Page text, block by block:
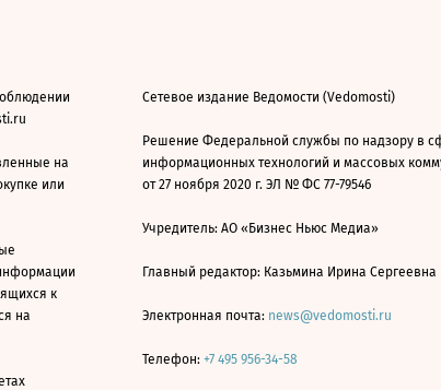
на
или
к
на
Сетевое издание Ведомости (Vedomosti)
Решение Федеральной службы по надзору в
информационных технологий и массовых
от 27 ноября 2020 г. ЭЛ № ФС 77-79546
Учредитель: АО «Бизнес Ньюс Медиа»
Главный редактор: Казьмина Ирина Сергеевна
Электронная почта: news@vedomosti.ru
Телефон: +7 495 956-34-58